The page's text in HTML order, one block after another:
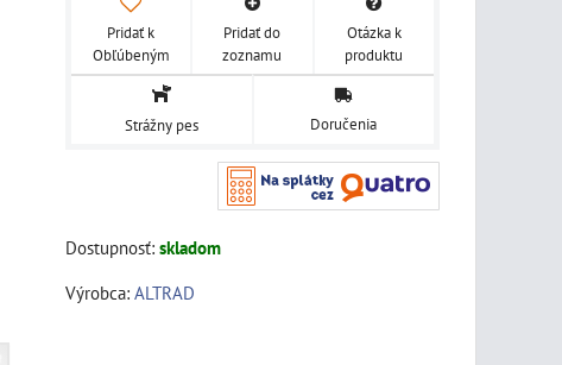
Pridať k
Obľúbeným
Pridať do
zoznamu
Otázka k
produktu
Strážny pes Doručenia
Dostupnosť: skladom
Výrobca: ALTRAD